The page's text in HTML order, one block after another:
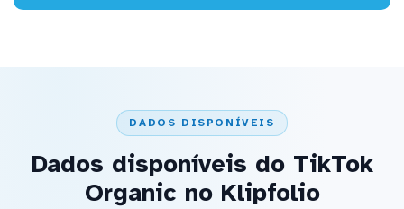
DADOS DISPONÍVEIS
Dados disponíveis do TikTok
Organic no Klipfolio